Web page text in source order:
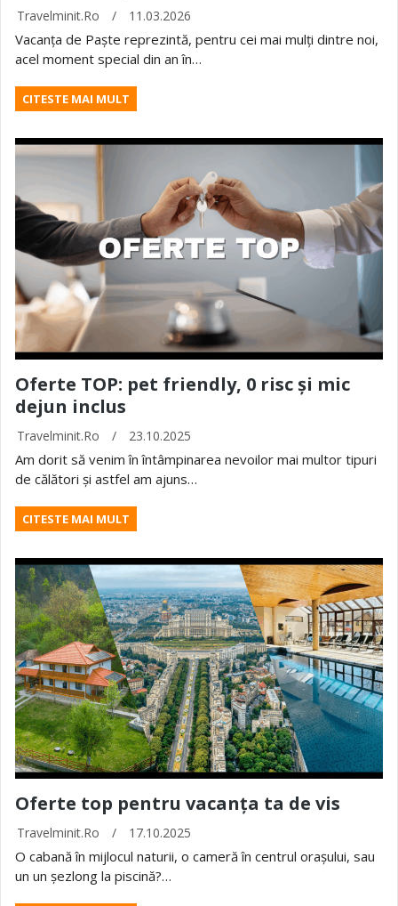
Travelminit.ro / 11.03.2026
Vacanța de Paște reprezintă, pentru cei mai mulți dintre noi,
acel moment special din an în…
CITESTE MAI MULT
Oferte TOP: pet friendly, 0 risc și mic
dejun inclus
Travelminit.ro / 23.10.2025
Am dorit să venim în întâmpinarea nevoilor mai multor tipuri
de călători și astfel am ajuns…
CITESTE MAI MULT
Oferte top pentru vacanța ta de vis
Travelminit.ro / 17.10.2025
O cabană în mijlocul naturii, o cameră în centrul orașului, sau
un un șezlong la piscină?…